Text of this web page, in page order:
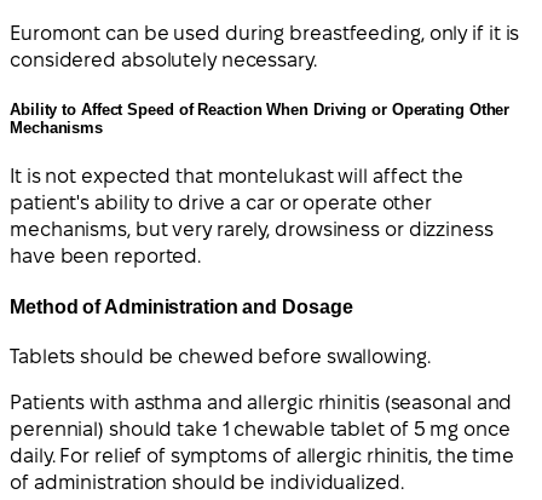
Euromont can be used during breastfeeding, only if it is
considered absolutely necessary.
Ability to Affect Speed of Reaction When Driving or Operating Other
Mechanisms
It is not expected that montelukast will affect the
patient's ability to drive a car or operate other
mechanisms, but very rarely, drowsiness or dizziness
have been reported.
Method of Administration and Dosage
Tablets should be chewed before swallowing.
Patients with asthma and allergic rhinitis (seasonal and
perennial) should take 1 chewable tablet of 5 mg once
daily. For relief of symptoms of allergic rhinitis, the time
of administration should be individualized.